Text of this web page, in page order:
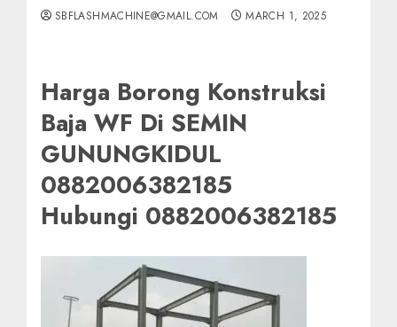
SBFLASHMACHINE@GMAIL.COM MARCH 1, 2025
Harga Borong Konstruksi
Baja WF Di SEMIN
GUNUNGKIDUL
0882006382185
Hubungi 0882006382185